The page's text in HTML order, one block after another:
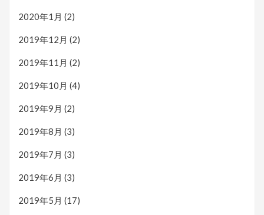
2020年1月 (2)
2019年12月 (2)
2019年11月 (2)
2019年10月 (4)
2019年9月 (2)
2019年8月 (3)
2019年7月 (3)
2019年6月 (3)
2019年5月 (17)